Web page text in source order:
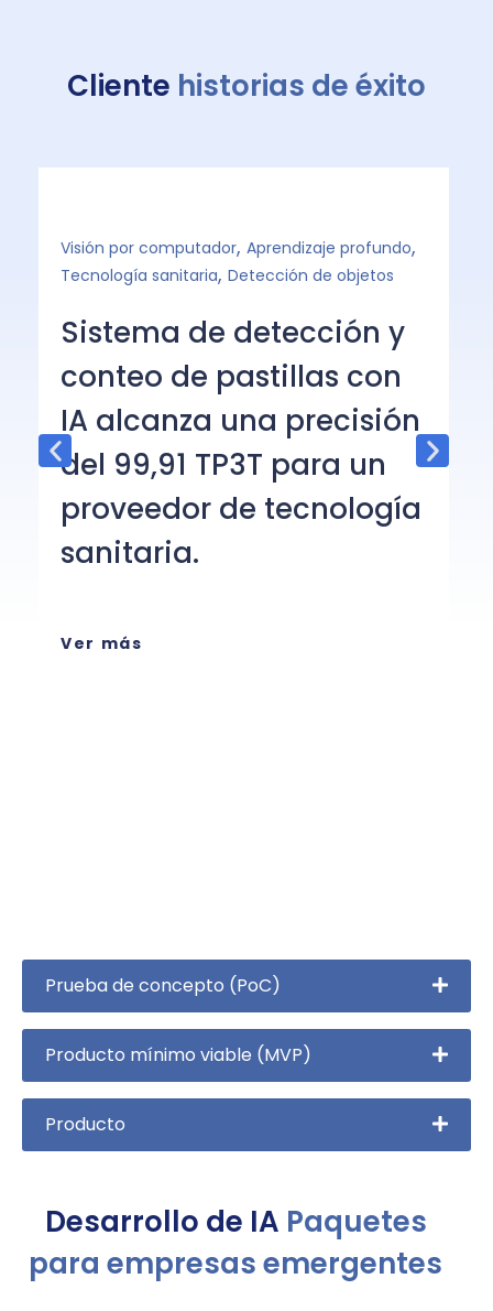
Cliente historias de éxito
Visión por computador, Aprendizaje profundo,
Tecnología sanitaria, Detección de objetos
Sistema de detección y
conteo de pastillas con
IA alcanza una precisión
del 99,91 TP3T para un
proveedor de tecnología
sanitaria.
Ver más
Prueba de concepto (PoC)
Producto mínimo viable (MVP)
Producto
Desarrollo de IA Paquetes
para empresas emergentes